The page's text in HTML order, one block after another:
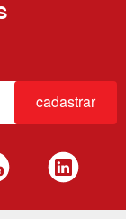
cadastrar